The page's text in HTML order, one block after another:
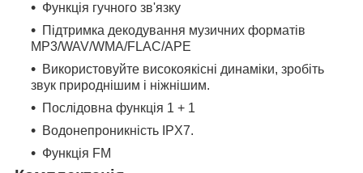
Функція гучного зв'язку
Підтримка декодування музичних форматів
MP3/WAV/WMA/FLAC/APE
Використовуйте високоякісні динаміки, зробіть
звук природнішим і ніжнішим.
Послідовна функція 1 + 1
Водонепроникність IPX7.
Функція FM